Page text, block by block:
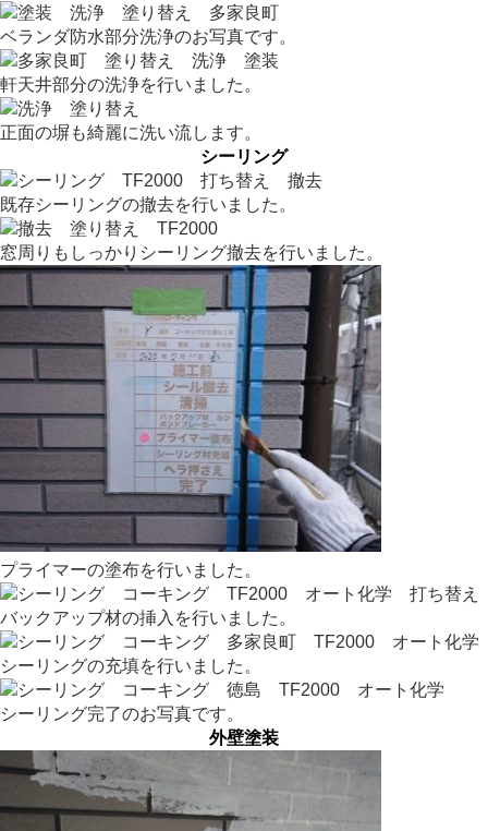
ベランダ防水部分洗浄のお写真です。
軒天井部分の洗浄を行いました。
正面の塀も綺麗に洗い流します。
シーリング
既存シーリングの撤去を行いました。
窓周りもしっかりシーリング撤去を行いました。
プライマーの塗布を行いました。
バックアップ材の挿入を行いました。
シーリングの充填を行いました。
シーリング完了のお写真です。
外壁塗装